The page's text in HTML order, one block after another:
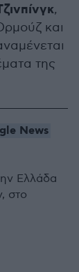
,
και
της
News
Ελλάδα
στο